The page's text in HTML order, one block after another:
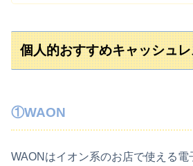
個人的おすすめキャッシュ
①WAON
WAONはイオン系のお店で使える電